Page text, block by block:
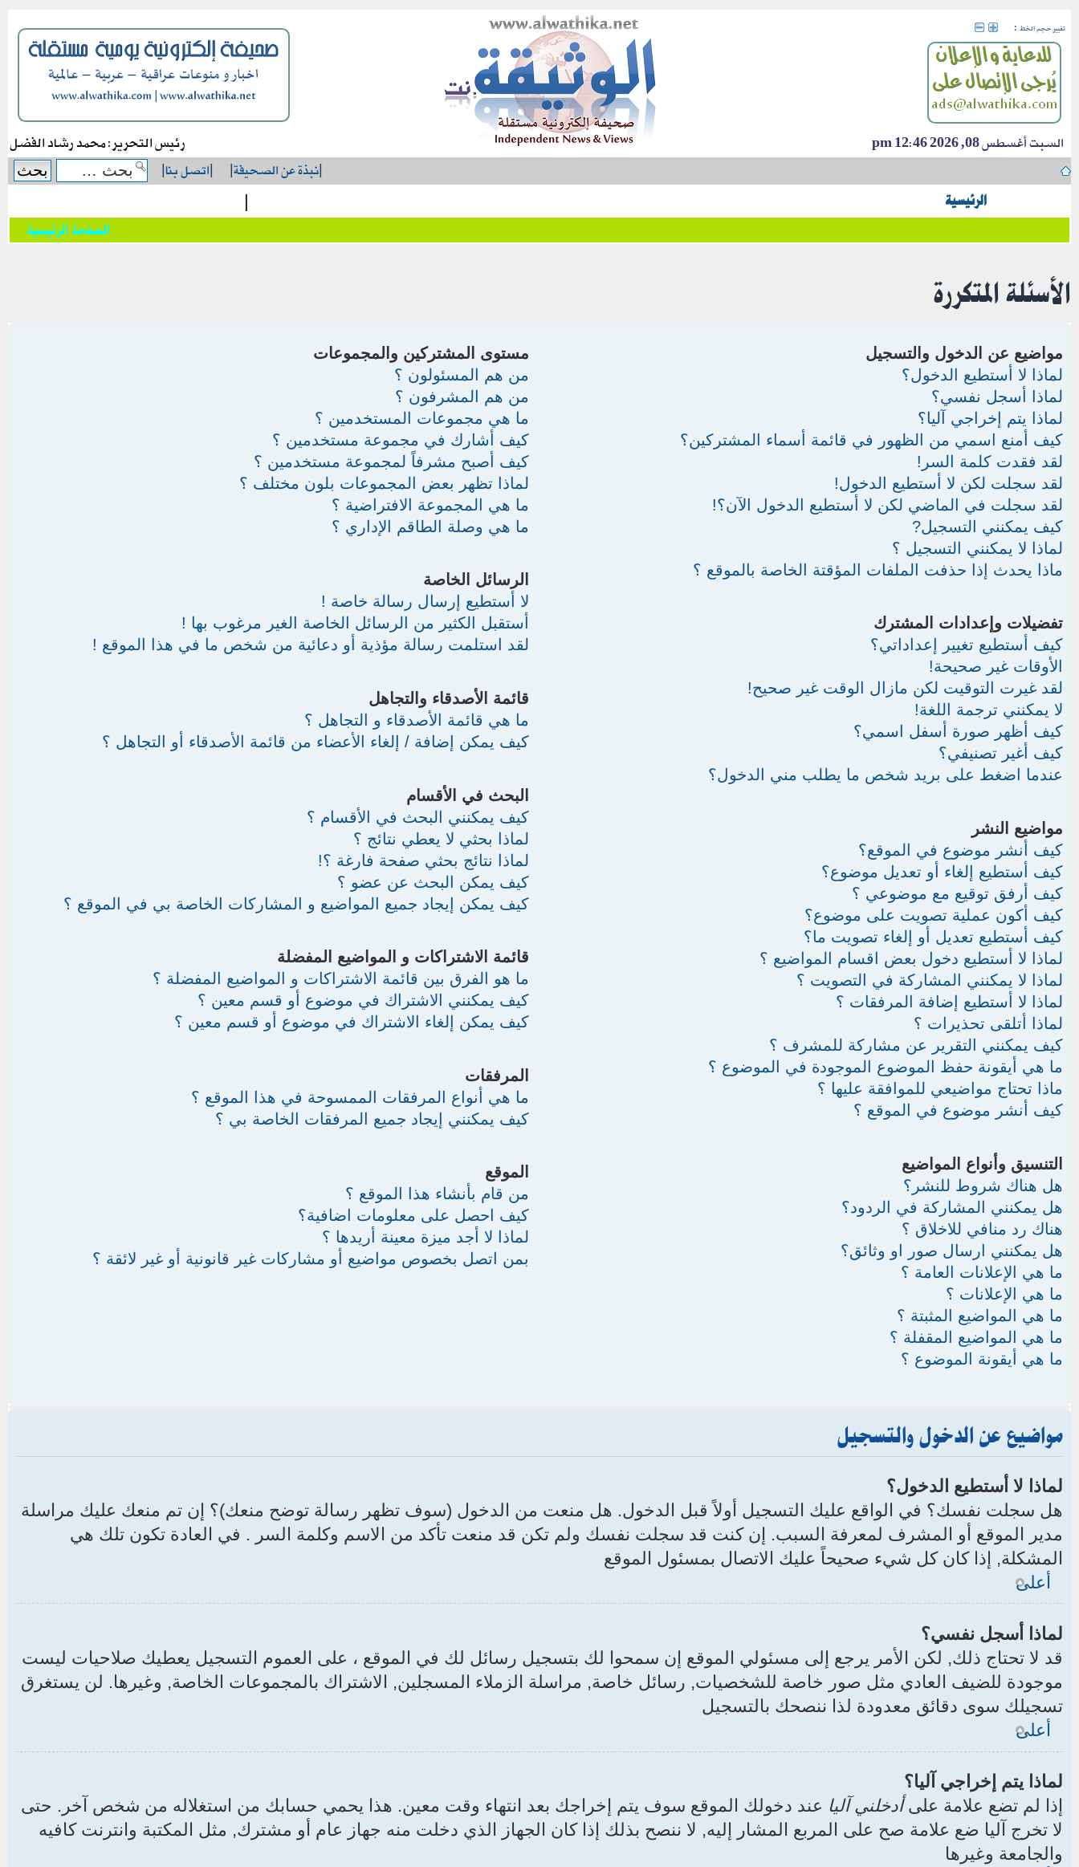
تغيير حجم الخط :
السبت أغسطس 08, 2026 12:46 pm رئيس التحرير: محمد رشاد الفضل
|نبذة عن الصحيفة|
|اتصل بنا|
الرئيسية |
الصفحة الرئيسية
الأسئلة المتكررة
مواضيع عن الدخول والتسجيل
لماذا لا أستطيع الدخول؟
لماذا أسجل نفسي؟
لماذا يتم إخراجي آليا؟
كيف أمنع اسمي من الظهور في قائمة أسماء المشتركين؟
لقد فقدت كلمة السر!
لقد سجلت لكن لا أستطيع الدخول!
لقد سجلت في الماضي لكن لا أستطيع الدخول الآن؟!
كيف يمكنني التسجيل?
لماذا لا يمكنني التسجيل ؟
ماذا يحدث إذا حذفت الملفات المؤقتة الخاصة بالموقع ؟
تفضيلات وإعدادات المشترك
كيف أستطيع تغيير إعداداتي؟
الأوقات غير صحيحة!
لقد غيرت التوقيت لكن مازال الوقت غير صحيح!
لا يمكنني ترجمة اللغة!
كيف أظهر صورة أسفل اسمي؟
كيف أغير تصنيفي؟
عندما اضغط على بريد شخص ما يطلب مني الدخول؟
مواضيع النشر
كيف أنشر موضوع في الموقع؟
كيف أستطيع إلغاء أو تعديل موضوع؟
كيف أرفق توقيع مع موضوعي ؟
كيف أكون عملية تصويت على موضوع؟
كيف أستطيع تعديل أو إلغاء تصويت ما؟
لماذا لا أستطيع دخول بعض اقسام المواضيع ؟
لماذا لا يمكنني المشاركة في التصويت ؟
لماذا لا أستطيع إضافة المرفقات ؟
لماذا أتلقى تحذيرات ؟
كيف يمكنني التقرير عن مشاركة للمشرف ؟
ما هي أيقونة حفظ الموضوع الموجودة في الموضوع ؟
ماذا تحتاج مواضيعي للموافقة عليها ؟
كيف أنشر موضوع في الموقع ؟
التنسيق وأنواع المواضيع
هل هناك شروط للنشر؟
هل يمكنني المشاركة في الردود؟
هناك رد منافي للاخلاق ؟
هل يمكنني ارسال صور او وثائق؟
ما هي الإعلانات العامة ؟
ما هي الإعلانات ؟
ما هي المواضيع المثبتة ؟
ما هي المواضيع المقفلة ؟
ما هي أيقونة الموضوع ؟
مستوى المشتركين والمجموعات
من هم المسئولون ؟
من هم المشرفون ؟
ما هي مجموعات المستخدمين ؟
كيف أشارك في مجموعة مستخدمين ؟
كيف أصبح مشرفاً لمجموعة مستخدمين ؟
لماذا تظهر بعض المجموعات بلون مختلف ؟
ما هي المجموعة الافتراضية ؟
ما هي وصلة الطاقم الإداري ؟
الرسائل الخاصة
لا أستطيع إرسال رسالة خاصة !
أستقبل الكثير من الرسائل الخاصة الغير مرغوب بها !
لقد استلمت رسالة مؤذية أو دعائية من شخص ما في هذا الموقع !
قائمة الأصدقاء والتجاهل
ما هي قائمة الأصدقاء و التجاهل ؟
كيف يمكن إضافة / إلغاء الأعضاء من قائمة الأصدقاء أو التجاهل ؟
البحث في الأقسام
كيف يمكنني البحث في الأقسام ؟
لماذا بحثي لا يعطي نتائج ؟
لماذا نتائج بحثي صفحة فارغة ؟!
كيف يمكن البحث عن عضو ؟
كيف يمكن إيجاد جميع المواضيع و المشاركات الخاصة بي في الموقع ؟
قائمة الاشتراكات و المواضيع المفضلة
ما هو الفرق بين قائمة الاشتراكات و المواضيع المفضلة ؟
كيف يمكنني الاشتراك في موضوع أو قسم معين ؟
كيف يمكن إلغاء الاشتراك في موضوع أو قسم معين ؟
المرفقات
ما هي أنواع المرفقات الممسوحة في هذا الموقع ؟
كيف يمكنني إيجاد جميع المرفقات الخاصة بي ؟
الموقع
من قام بأنشاء هذا الموقع ؟
كيف احصل على معلومات اضافية؟
لماذا لا أجد ميزة معينة أريدها ؟
بمن اتصل بخصوص مواضيع أو مشاركات غير قانونية أو غير لائقة ؟
مواضيع عن الدخول والتسجيل
لماذا لا أستطيع الدخول؟
هل سجلت نفسك؟ في الواقع عليك التسجيل أولاً قبل الدخول. هل منعت من الدخول (سوف تظهر رسالة توضح منعك)؟ إن تم منعك عليك مراسلة
مدير الموقع أو المشرف لمعرفة السبب. إن كنت قد سجلت نفسك ولم تكن قد منعت تأكد من الاسم وكلمة السر . في العادة تكون تلك هي
المشكلة, إذا كان كل شيء صحيحاً عليك الاتصال بمسئول الموقع
أعلى
لماذا أسجل نفسي؟
قد لا تحتاج ذلك, لكن الأمر يرجع إلى مسئولي الموقع إن سمحوا لك بتسجيل رسائل لك في الموقع ، على العموم التسجيل يعطيك صلاحيات ليست
موجودة للضيف العادي مثل صور خاصة للشخصيات, رسائل خاصة, مراسلة الزملاء المسجلين, الاشتراك بالمجموعات الخاصة, وغيرها. لن يستغرق
تسجيلك سوى دقائق معدودة لذا ننصحك بالتسجيل
أعلى
لماذا يتم إخراجي آليا؟
إذا لم تضع علامة علىأدخلني آليا عند دخولك الموقع سوف يتم إخراجك بعد انتهاء وقت معين. هذا يحمي حسابك من استغلاله من شخص آخر. حتى
لا تخرج آليا ضع علامة صح على المربع المشار إليه, لا ننصح بذلك إذا كان الجهاز الذي دخلت منه جهاز عام أو مشترك, مثل المكتبة وانترنت كافيه
والجامعة وغيرها